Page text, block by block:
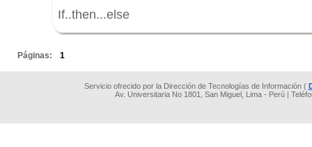
If..then...else
Páginas: 1
Servicio ofrecido por la Dirección de Tecnologías de Información (
Av. Universitaria No 1801, San Miguel, Lima - Perú |